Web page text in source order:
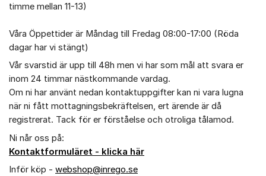
timme mellan 11-13)
Våra Öppettider är Måndag till Fredag 08:00-17:00 (Röda
dagar har vi stängt)
Vår svarstid är upp till 48h men vi har som mål att svara er
inom 24 timmar nästkommande vardag.
Om ni har använt nedan kontaktuppgifter kan ni vara lugna
när ni fått mottagningsbekräftelsen, ert ärende är då
registrerat. Tack för er förståelse och otroliga tålamod.
Ni når oss på:
Kontaktformuläret - klicka här
Inför köp - webshop@inrego.se